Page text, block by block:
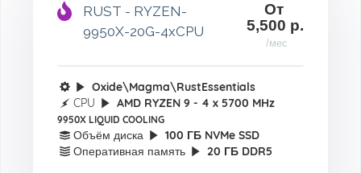
RUST - RYZEN-
9950X-20G-4xCPU
От
5,500 р.
/мес
Oxide\Magma\RustEssentials
CPU
AMD RYZEN 9 - 4 x 5700 MHz
9950X LIQUID COOLING
Объём диска
100 ГБ NVMe SSD
Оперативная память
20 ГБ DDR5